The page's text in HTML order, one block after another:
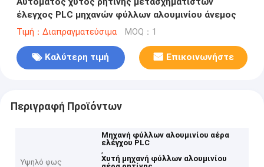
έλεγχος PLC μηχανών φύλλων αλουμινίου άνεμος
Τιμή：Διαπραγματεύσιμα MOQ：1
Καλύτερη τιμή Επικοινωνήστε
Περιγραφή Προϊόντων
Υψηλό φως
Μηχανή φύλλων αλουμινίου αέρα
ελέγχου PLC
,
Χυτή μηχανή φύλλων αλουμινίου